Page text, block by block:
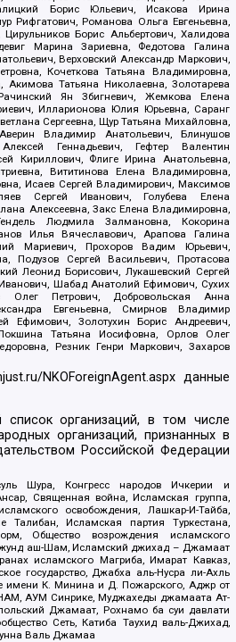
Борис Юльевич, Исакова Ирина
Рифгатович, Романова Ольга Евгеньевна,
Борис Альбертович, Халидова
Марина Зариевна, Федотова Галина
Верховский Александр Маркович,
Кочеткова Татьяна Владимировна,
Акимова Татьяна Николаевна, Золотарева
Ян Збигневич, Жемкова Елена
Илларионова Юлия Юрьевна, Саранг
Сергеевна, Щур Татьяна Михайловна,
Владимир Анатольевич, Блинушов
Геннадьевич, Гефтер Валентин
Кириллович, Флиге Ирина Анатольевна,
Вититинова Елена Владимировна,
Исаев Сергей Владимирович, Максимов
Сергей Иванович, Голубева Елена
Алексеевна, Закс Елена Владимировна,
Людмила Залмановна, Кокорина
Илья Вячеславович, Арапова Галина
Мариевич, Прохоров Вадим Юрьевич,
Подузов Сергей Васильевич, Протасова
Леонид Борисович, Лукашевский Сергей
Шабад Анатолий Ефимович, Сухих
Олег Петрович, Добровольская Анна
Евгеньевна, Смирнов Владимир
Ефимович, Золотухин Борис Андреевич,
Татьяна Иосифовна, Орлов Олег
Резник Генри Маркович, Захаров
NKOForeignAgent.aspxданные
организаций, в том числе
организаций, признанных в
Российской Федерации
Шура, Конгресс народов Ичкерии и
Священная война, Исламская группа,
освобождения, Лашкар-И-Тайба,
Талибан, Исламская партия Туркестана,
Общество возрождения исламского
аш-Шам, Исламский джихад – Джамаат
исламского Магриба, Имарат Кавказ,
государство, Джабха аль-Нусра ли-Ахль
имени К. Минина и Д. Пожарского, Аджр от
АУМ Синрике, Муджахеды джамаата Ат-
Джамаат, Рохнамо ба суи давлати
Сеть, Катиба Таухид валь-Джихад,
Валь Джамаа